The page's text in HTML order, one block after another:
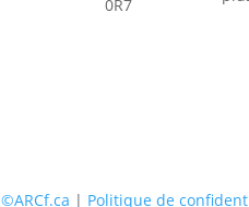
0R7
©ARCf.ca | Politique de